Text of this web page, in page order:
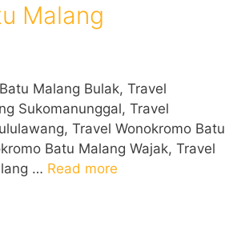
Malang
Malang Bulak, Travel
Sukomanunggal, Travel
Travel Wonokromo Batu
Batu Malang Wajak, Travel
… Read more